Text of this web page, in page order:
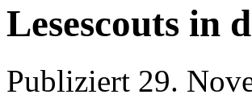
Lesescouts in
Publiziert 29.